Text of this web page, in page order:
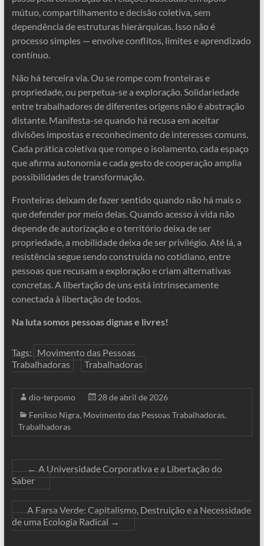
mútuo, compartilhamento e decisão coletiva, sem
dependência de estruturas hierárquicas. Isso não é
processo simples — envolve conflitos, limites e aprendizado
contínuo.
Não há terceira via. Ou se rompe com fronteiras e
propriedade, ou perpetua-se a exploração. Solidariedade
entre trabalhadores de diferentes origens não é abstração
distante. Manifesta-se quando há recusa em aceitar
divisões impostas e reconhecimento de interesses comuns.
Cada prática coletiva que rompe o isolamento, cada espaço
que afirma autonomia e cada gesto de cooperação amplia
possibilidades de transformação.
Fronteiras deixam de fazer sentido quando não há mais o
que defender por meio delas. Quando acesso à vida não
depende de autorização e o território deixa de ser
propriedade, a mobilidade deixa de ser privilégio. Até lá, a
resistência segue sendo construída no cotidiano, entre
pessoas que recusam a exploração e criam alternativas
concretas. A libertação de uns está intrinsecamente
conectada à libertação de todos.
Na luta somos pessoas dignas e livres!
Tags: Movimento das Pessoas
Trabalhadoras
Trabalhadoras
dio-terpomo
28 de abril de 2026
Fenikso Nigra, Movimento das Pessoas Trabalhadoras,
Trabalhadoras
←A Universidade Corporativa e a Libertação do
Saber
A Farsa Verde: Capitalismo, Destruição e a Necessidade
de uma Ecologia Radical→